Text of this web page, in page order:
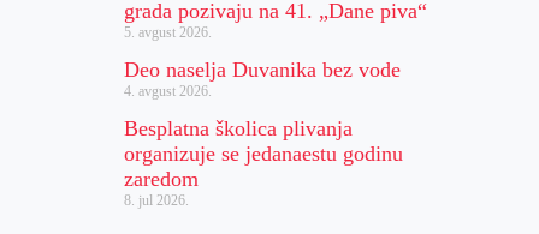
grada pozivaju na 41. „Dane piva“
5. avgust 2026.
Deo naselja Duvanika bez vode
4. avgust 2026.
Besplatna školica plivanja
organizuje se jedanaestu godinu
zaredom
8. jul 2026.